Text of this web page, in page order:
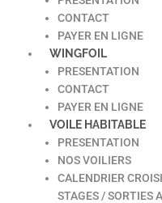
CONTACT
PAYER EN LIGNE
WINGFOIL
PRESENTATION
CONTACT
PAYER EN LIGNE
VOILE HABITABLE
PRESENTATION
NOS VOILIERS
CALENDRIER
STAGES / SORTIES